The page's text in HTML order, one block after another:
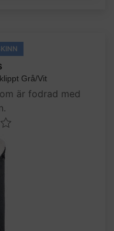
Grå/Vit
är fodrad med